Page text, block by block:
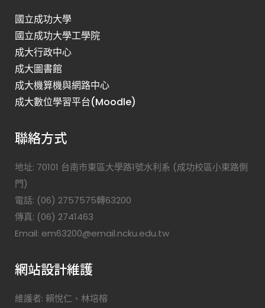
國立成功大學
國立成功大學工學院
成大行政中心
成大圖書館
成大機算機與網路中心
成大數位學習平台(Moodle)
聯絡方式
地址: 70101 台南市東區大學路1號水利系 (成功校區小東路側
門)
電話: (06) 2757575轉63200
傳真: (06) 2741463
Email: em63200@email.ncku.edu.tw
網站設計維護
維護者: 賴悅仁、林培榕